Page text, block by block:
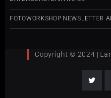
FOTOWORKSHOP NEWSLETTER
Copyright © 2024 |